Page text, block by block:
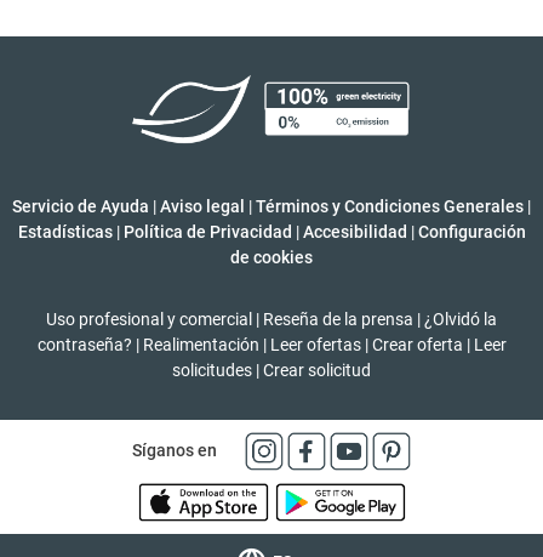
Servicio de Ayuda |Aviso legal |Términos y Condiciones Generales |
Estadísticas | Política de Privacidad | Accesibilidad | Configuración
de cookies
Uso profesional y comercial | Reseña de la prensa | ¿Olvidó la
contraseña? | Realimentación | Leer ofertas | Crear oferta | Leer
solicitudes |Crear solicitud
Síganos en